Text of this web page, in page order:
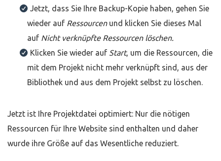
Jetzt, dass Sie Ihre Backup-Kopie haben, gehen Sie
wieder auf Ressourcenund klicken Sie dieses Mal
auf Nicht verknüpfte Ressourcen löschen.
Klicken Sie wieder auf Start, um die Ressourcen, die
mit dem Projekt nicht mehr verknüpft sind, aus der
Bibliothek und aus dem Projekt selbst zu löschen.
Jetzt ist Ihre Projektdatei optimiert: Nur die nötigen
Ressourcen für Ihre Website sind enthalten und daher
wurde ihre Größe auf das Wesentliche reduziert.